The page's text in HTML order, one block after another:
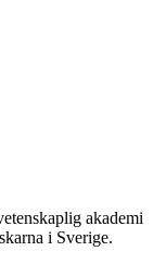
akademi
i Sverige.